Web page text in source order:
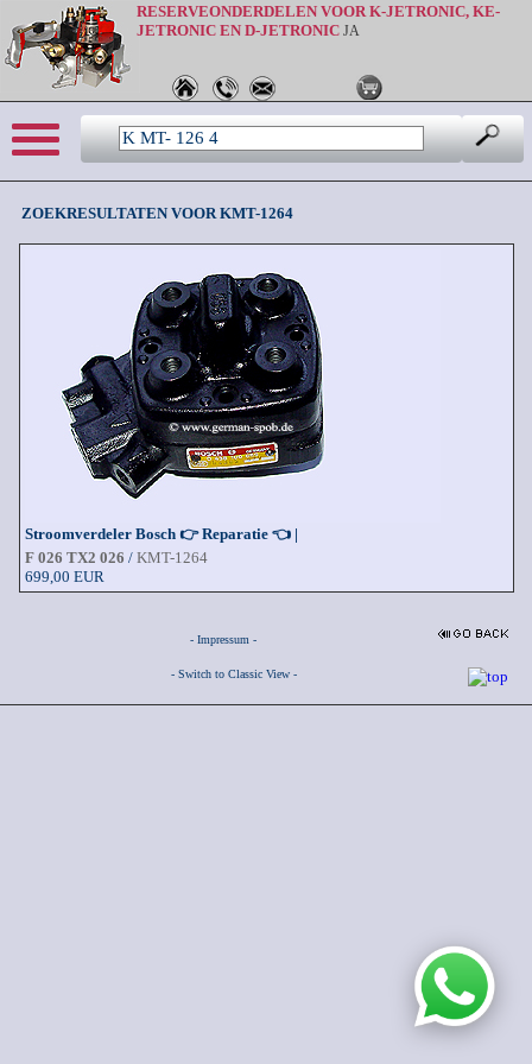
RESERVEONDERDELEN VOOR K-JETRONIC, KE-
JETRONIC EN D-JETRONIC JA
ZOEKRESULTATEN VOOR KMT-1264
Stroomverdeler Bosch 👉 Reparatie 👈 |
F 026 TX2 026 / KMT-1264
699,00 EUR
- Impressum -
- Switch to Classic View -
Sprache: be